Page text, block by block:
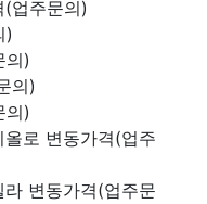
(업주문의)
)
의)
의)
의)
올로 변동가격(업주
라 변동가격(업주문